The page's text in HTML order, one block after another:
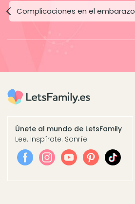
Complicaciones en el embarazo
Únete al mundo de LetsFamily
Lee. Inspírate. Sonríe.